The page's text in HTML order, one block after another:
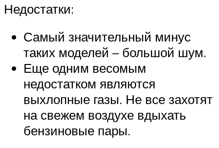
Недостатки:
Самый значительный минус
таких моделей – большой шум.
Еще одним весомым
недостатком являются
выхлопные газы. Не все захотят
на свежем воздухе вдыхать
бензиновые пары.